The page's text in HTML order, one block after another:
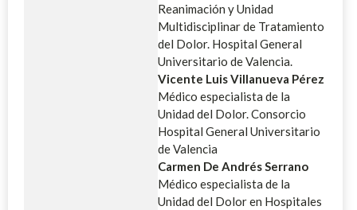
Reanimación y Unidad
Multidisciplinar de Tratamiento
del Dolor. Hospital General
Universitario de Valencia.
Vicente Luis Villanueva Pérez
Médico especialista de la
Unidad del Dolor. Consorcio
Hospital General Universitario
de Valencia
Carmen De Andrés Serrano
Médico especialista de la
Unidad del Dolor en Hospitales